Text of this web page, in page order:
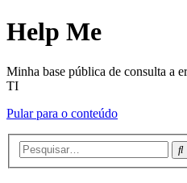
Help Me
Minha base pública de consulta a
TI
Pular para o conteúdo